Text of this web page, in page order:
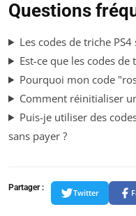
Questions
Les codes de triche
Est-ce que les codes
Pourquoi mon code
Comment réinitialiser
Puis-je utiliser des
sans payer ?
Partager :
Twitter